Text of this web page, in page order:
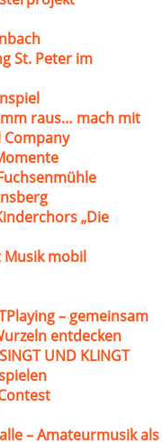
St. Peter im
raus… mach mit
„Die
Musik mobil
– gemeinsam
entdecken
UND KLINGT
– Amateurmusik als